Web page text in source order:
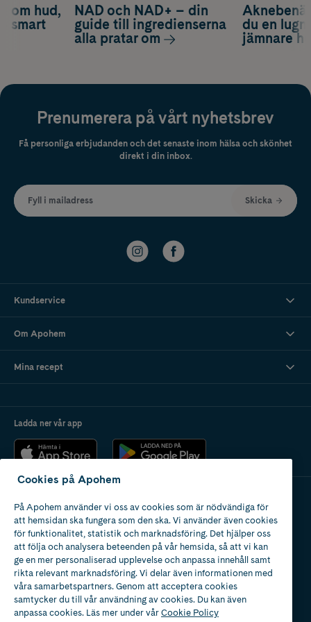
du en
jämnare
om hud,
smart
NAD och NAD+ – din
guide till ingredienserna
alla pratar om
Prenumerera på vårt nyhetsbrev
Få personliga erbjudanden och det senaste inom hälsa och skönhet
direkt i din inbox.
Fyll i mailadress Skicka
Kundservice
Om Apohem
Mina recept
Ladda ner vår app
Apotek med tillstånd
av Läkemedelsverket
Cookies på Apohem
På Apohem använder vi oss av cookies som är nödvändiga för
att hemsidan ska fungera som den ska. Vi använder även cookies
för funktionalitet, statistik och marknadsföring. Det hjälper oss
att följa och analysera beteenden på vår hemsida, så att vi kan
ge en mer personaliserad upplevelse och anpassa innehåll samt
rikta relevant marknadsföring. Vi delar även informationen med
våra samarbetspartners. Genom att acceptera cookies
samtycker du till vår användning av cookies. Du kan även
anpassa cookies. Läs mer under vårCookie Policy